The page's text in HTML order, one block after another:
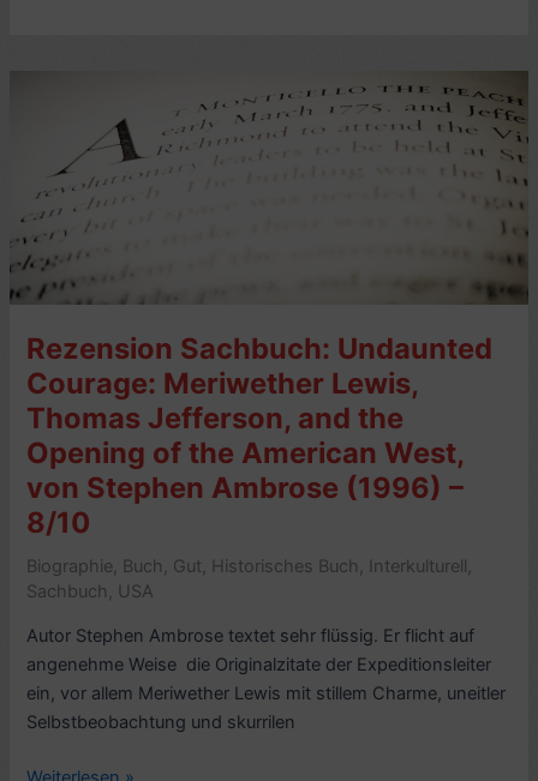
Christopher
Isherwood
(1937)
8/10
Rezension Sachbuch: Undaunted
Courage: Meriwether Lewis,
Thomas Jefferson, and the
Opening of the American West,
von Stephen Ambrose (1996) –
8/10
Biographie, Buch , Gut, Historisches Buch , Interkulturell,
Sachbuch , USA
Autor Stephen Ambrose textet sehr flüssig. Er flicht auf
angenehme Weise die Originalzitate der Expeditionsleiter
ein, vor allem Meriwether Lewis mit stillem Charme, uneitler
Selbstbeobachtung und skurrilen
Rezension